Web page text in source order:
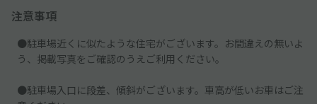
注意事項
●駐車場近くに似たような住宅がございます。お間違えの無いよ
う、掲載写真をご確認のうえご利用ください。
●駐車場入口に段差、傾斜がございます。車高が低いお車はご注